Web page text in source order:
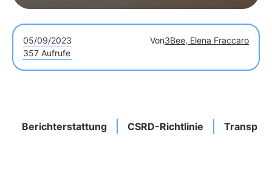
05/09/2023 Von3Bee, Elena Fraccaro
357 Aufrufe
Berichterstattung CSRD-Richtlinie